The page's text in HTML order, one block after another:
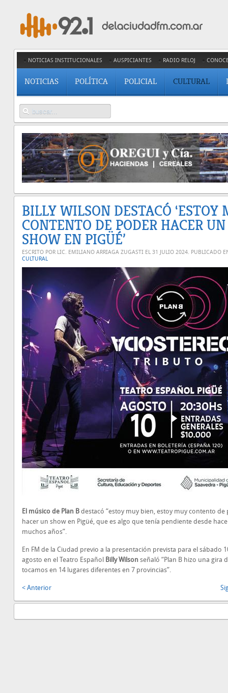
NOTICIAS INSTITUCIONALES AUSPICIANTES RADIO RELOJ
NOTICIAS POLÍTICA POLICIAL CULTURAL
BILLY WILSON DESTACÓ ‘ESTOY
CONTENTO DE PODER HACER UN
SHOW EN PIGÜÉ’
ESCRITO POR LIC. EMILIANO ARRIAGA ZUGASTI EL 31 JULIO 2024. PUBLICADO
CULTURAL
El músico de Plan B destacó “estoy muy bien, estoy muy contento de
hacer un show en Pigüé, que es algo que tenía pendiente desde hace
muchos años”.
En FM de la Ciudad previo a la presentación prevista para el sábado
agosto en el Teatro Español
Billy Wilson señaló “Plan B hizo una gira
tocamos en 14 lugares diferentes en 7 provincias”.
< Anterior